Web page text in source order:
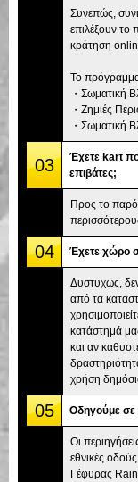
Συνεπώς,
επιλέξουν
κράτηση
Το
・Σωματική
・Ζημιές
・Σωματική
03
Έχετε kart
επιβάτες;
Προς το
04 Έχετε χώρο
Δυστυχώς,
από τα
κατάστημά
και αν
χρήση
05 Οδηγούμε σε
Οι
εθνικές
Γέφυρας